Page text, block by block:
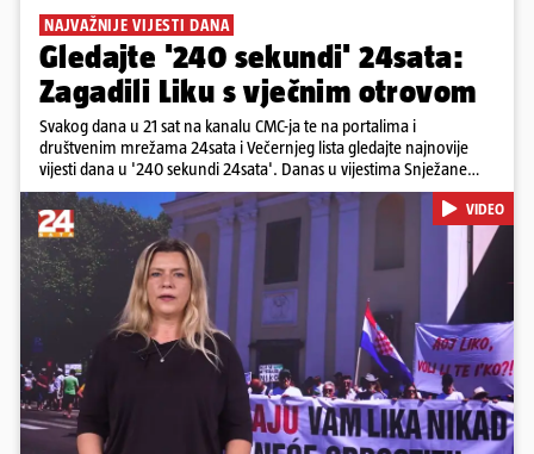
NAJVAŽNIJE VIJESTI DANA
Gledajte '240 sekundi' 24sata:
Zagadili Liku s vječnim otrovom
Svakog dana u 21 sat na kanalu CMC-ja te na portalima i
društvenim mrežama 24sata i Večernjeg lista gledajte najnovije
vijesti dana u '240 sekundi 24sata'. Danas u vijestima Snježane
Krnetić: Lika teško zagađena s 37.000 tona opasnog otpada, Troje
poginulih u nesreći u Zagrebu, Uhićen načelnik Svetog Ivana
Žabna, Borba za život Denisa Vejzovića, Krajaču režu ovlasti: Slijedi
otkaz...
Pokretanje videa...
VIDEO